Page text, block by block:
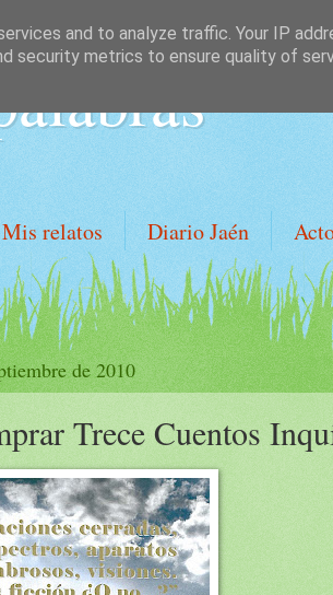
Mis relatos Diario Jaén
de 2010
Trece Cuentos
and to analyze traffic. Your IP
security metrics to ensure quality of